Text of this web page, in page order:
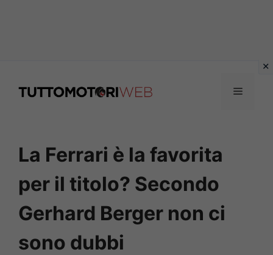
Menu
La Ferrari è la favorita
per il titolo? Secondo
Gerhard Berger non ci
sono dubbi